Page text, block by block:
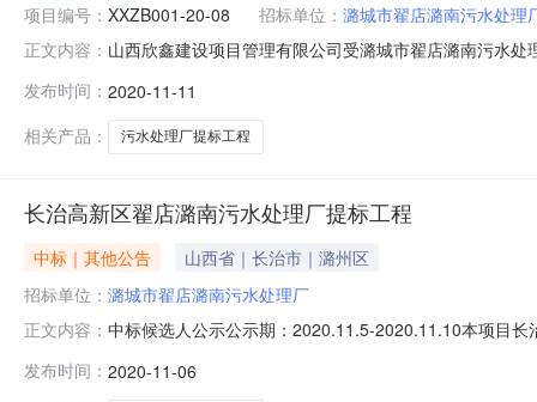
项目编号： XXZB001-20-08 招标单位： 潞城市翟店潞南污水处理
正文内容： 山西欣鑫建设项目管理有限公司受潞城市翟店潞南污水
元招标人：潞城市翟店潞南污水处理厂招标代理公司：
发布时间： 2020-11-11
相关产品：
污水处理厂提标工程
长治高新区翟店潞南污水处理厂提标工程
中标｜其他公告
山西省｜长治市｜潞州区
招标单位： 潞城市翟店潞南污水处理厂
正文内容： 中标候选人公示公示期：2020.11.5-2020.11.10本项目
水务有限责任公司562.425674合格80天2、中标候选人
发布时间： 2020-11-06